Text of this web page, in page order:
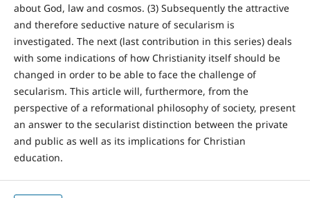
about God, law and cosmos. (3) Subsequently the attractive
and therefore seductive nature of secularism is
investigated. The next (last contribution in this series) deals
with some indications of how Christianity itself should be
changed in order to be able to face the challenge of
secularism. This article will, furthermore, from the
perspective of a reformational philosophy of society, present
an answer to the secularist distinction between the private
and public as well as its implications for Christian
education.